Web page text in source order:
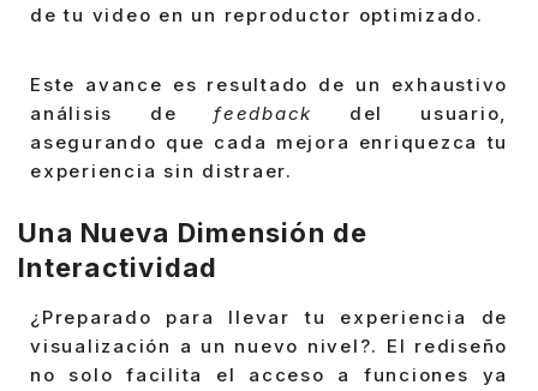
de tu video en un reproductor optimizado.
Este avance es resultado de un exhaustivo
análisis defeedback
del usuario,
asegurando que cada mejora enriquezca tu
experiencia sin distraer.
Una Nueva Dimensión de
Interactividad
¿Preparado para llevar tu experiencia de
visualización a un nuevo nivel?. El rediseño
no solo facilita el acceso a funciones ya